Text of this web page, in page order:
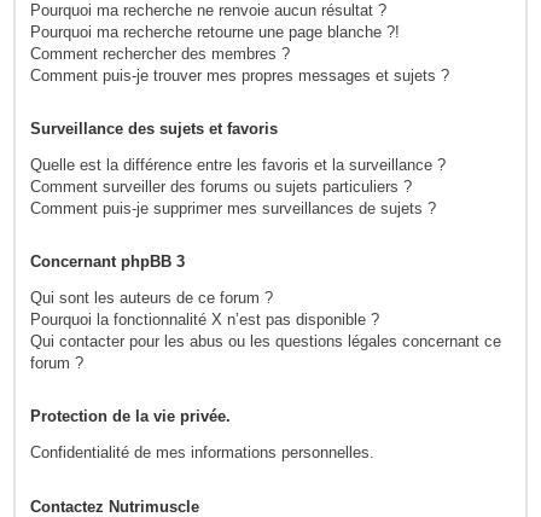
Pourquoi ma recherche ne renvoie aucun résultat ?
Pourquoi ma recherche retourne une page blanche ?!
Comment rechercher des membres ?
Comment puis-je trouver mes propres messages et sujets ?
Surveillance des sujets et favoris
Quelle est la différence entre les favoris et la surveillance ?
Comment surveiller des forums ou sujets particuliers ?
Comment puis-je supprimer mes surveillances de sujets ?
Concernant phpBB 3
Qui sont les auteurs de ce forum ?
Pourquoi la fonctionnalité X n’est pas disponible ?
Qui contacter pour les abus ou les questions légales concernant ce
forum ?
Protection de la vie privée.
Confidentialité de mes informations personnelles.
Contactez Nutrimuscle